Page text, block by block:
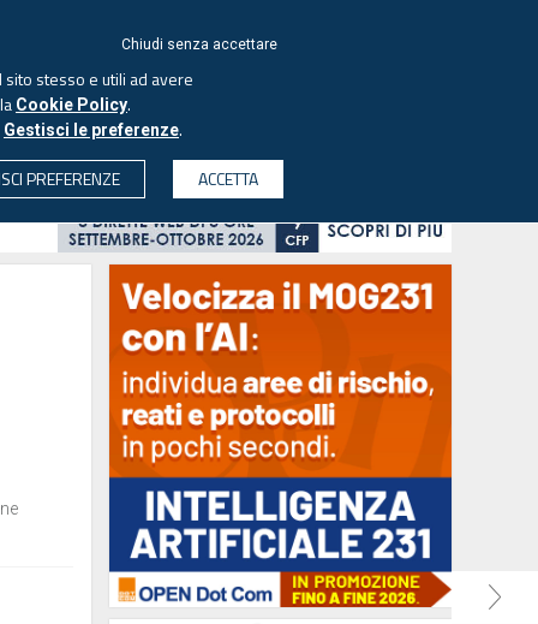
& SOCIETÀ PROFESSIONI
Chiudi senza accettare
stesso e utili ad avere
Cookie Policy.
Gestisci le preferenze.
PREFERENZE
ACCETTA